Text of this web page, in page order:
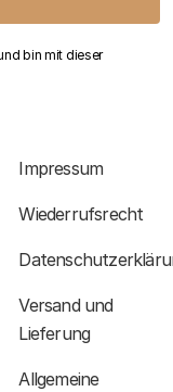
bin mit dieser
Impressum
Wiederrufsrecht
Versand und
Lieferung
Allgemeine